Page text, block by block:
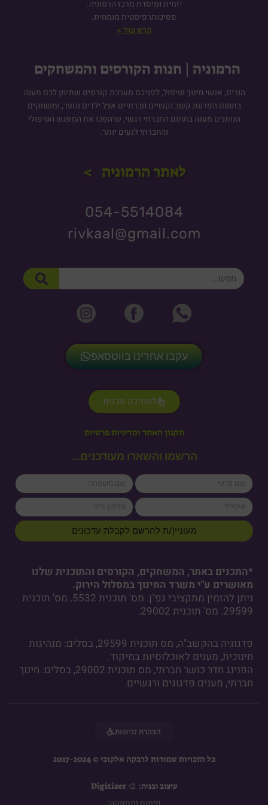
יזמית ומיסדת מרכז הרמוניה.
פסיכותרפיסטית מומחית.
קרא עוד >
הרמוניה | חנות הקורסים והמשחקים
הורים, אנשי חינוך וטיפול, לפניכם מערכת קורסים שתיתן לכם מענה
בתחום הפרעת קשב וקשיים חברתיים אצל ילדים ונוער, ומשחקים
הנותנים מענה בתחום החברתי רגשי, שיהפכו את המפגש הטיפולי
והחברתי לנעים יותר.
לאתר הרמוניה >
054-5514084
rivkaal@gmail.com
חיפוש
עקבו אחרינו בווטסאפ
לתמיכה טכנית
תקנון האתר ומדיניות פרטיות
*התכנים באתר, המשחקים, הקורסים והתוכנית שלנו
מאושרים ע"י משרד החינוך במסלול הירוק.
ניתן להזמין מתקציבי גפ"ן. מס' תוכנית 5532. מס' תוכנית
29599. מס' תוכנית 29002.
פדגוגיה בהקשב"ה, מס תוכנית 29599, בסלים: מנהיגות
חינוכית, מענים לאוכלוסיות במיקוד.
הפנינג חדר כושר חברתי, מס תוכנית 29002, בסלים: חינוך
חברתי, מענים פדגוגים ורגשיים.
הרשמו והשארו מעודכנים...
firstName
lastName
email
cellPhone
מעוניין/ת להרשם לקבלת עדכונים
עיצוב ובניה: 🎨 Digitizer
כל הזכויות שמורות לרבקה אלקובי © 2017-2024
הצהרת נגישות